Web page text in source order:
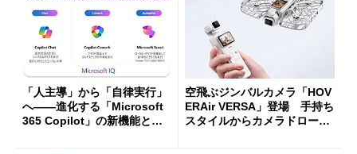
「人主導」から「自律実行」
へ――進化する「Microsoft
365 Copilot」の新機能とエ
空飛ぶジンバルカメラ「HOV
ERAir VERSA」登場 手持ち
スタイルからカメラドローン